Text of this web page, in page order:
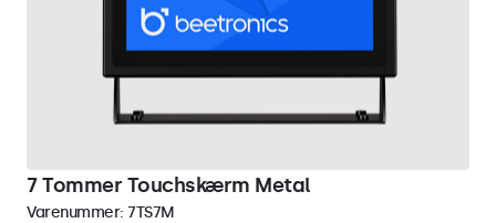
7 Tommer Touchskærm Metal
Varenummer: 7TS7M